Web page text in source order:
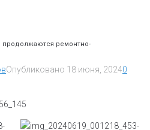
продолжаются ремонтно-
Опубликовано 18 июня, 20240